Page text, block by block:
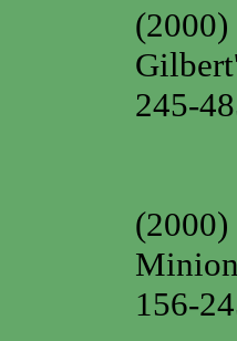
(2000)
245-
(2000)
156-